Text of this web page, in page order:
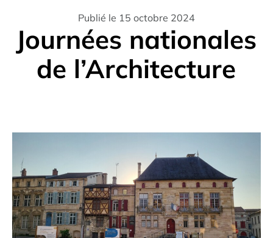
Publié le 15 octobre 2024
Journées nationales
de l’Architecture